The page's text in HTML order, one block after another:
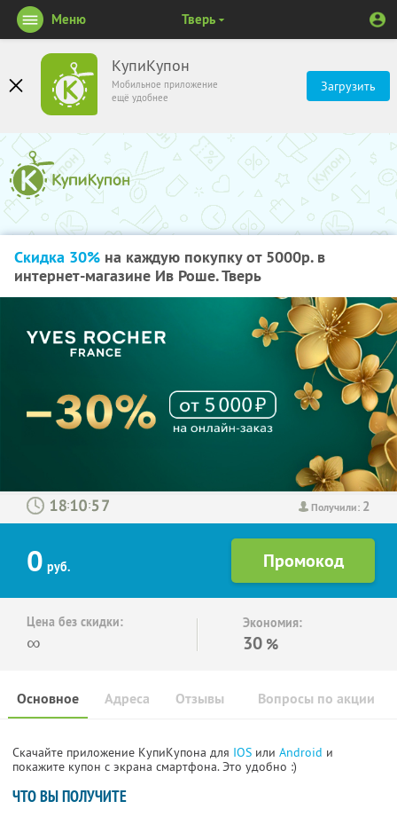
КупиКупон
Мобильное приложение
ещё удобнее
Загрузить
Меню Тверь
Скидка 30% на каждую покупку от 5000р. в
интернет-магазине Ив Роше. Тверь
Получили: 2
: :
0 руб.
Цена без скидки:
∞
Экономия:
30 %
Основное Отзывы Вопросы по акции
Адреса
Скачайте приложение КупиКупона для IOS или Android и
покажите купон с экрана смартфона. Это удобно :)
ЧТО ВЫ ПОЛУЧИТЕ